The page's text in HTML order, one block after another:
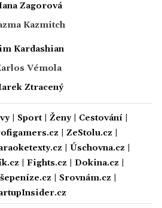
Zagorová
Kazmitch
Kardashian
Vémola
Ztracený
| Sport| Ženy| Cestování|
ZeStolu.cz
Úschovna.cz
Fights.cz Dokina.cz
Srovnám.cz